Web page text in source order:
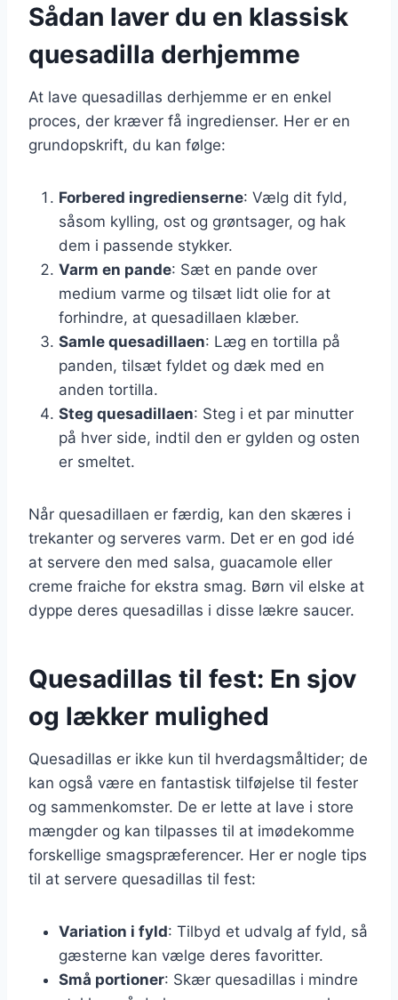
Sådan laver du en klassisk
quesadilla derhjemme
At lave quesadillas derhjemme er en enkel
proces, der kræver få ingredienser. Her er en
grundopskrift, du kan følge:
Forbered ingredienserne: Vælg dit fyld,
såsom kylling, ost og grøntsager, og hak
dem i passende stykker.
Varm en pande: Sæt en pande over
medium varme og tilsæt lidt olie for at
forhindre, at quesadillaen klæber.
Samle quesadillaen: Læg en tortilla på
panden, tilsæt fyldet og dæk med en
anden tortilla.
Steg quesadillaen: Steg i et par minutter
på hver side, indtil den er gylden og osten
er smeltet.
Når quesadillaen er færdig, kan den skæres i
trekanter og serveres varm. Det er en god idé
at servere den med salsa, guacamole eller
creme fraiche for ekstra smag. Børn vil elske at
dyppe deres quesadillas i disse lækre saucer.
Quesadillas til fest: En sjov
og lækker mulighed
Quesadillas er ikke kun til hverdagsmåltider; de
kan også være en fantastisk tilføjelse til fester
og sammenkomster. De er lette at lave i store
mængder og kan tilpasses til at imødekomme
forskellige smagspræferencer. Her er nogle tips
til at servere quesadillas til fest:
Variation i fyld: Tilbyd et udvalg af fyld, så
gæsterne kan vælge deres favoritter.
Små portioner: Skær quesadillas i mindre